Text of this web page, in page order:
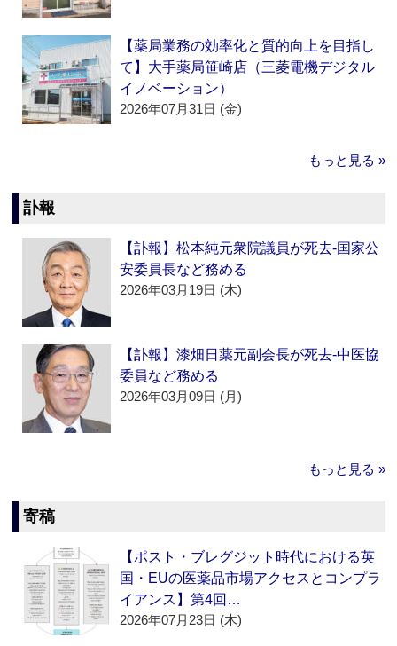
【薬局業務の効率化と質的向上を目指し
て】大手薬局笹崎店（三菱電機デジタル
イノベーション）
2026年07月31日 (金)
もっと見る »
訃報
【訃報】松本純元衆院議員が死去‐国家公
安委員長など務める
2026年03月19日 (木)
【訃報】漆畑日薬元副会長が死去‐中医協
委員など務める
2026年03月09日 (月)
もっと見る »
寄稿
【ポスト・ブレグジット時代における英
国・EUの医薬品市場アクセスとコンプラ
イアンス】第4回…
2026年07月23日 (木)